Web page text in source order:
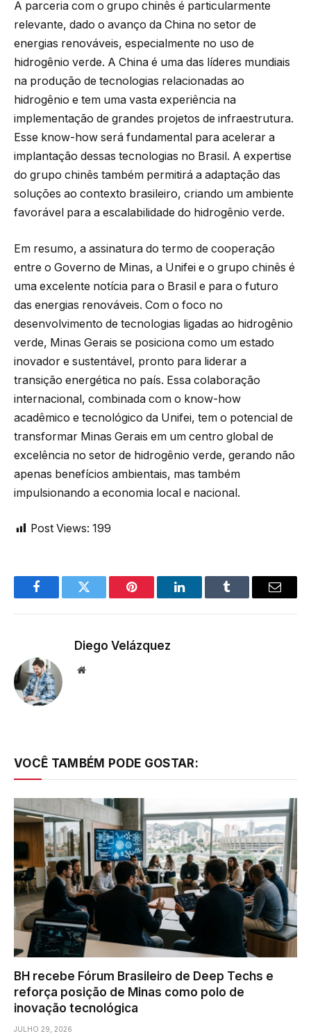
A parceria com o grupo chinês é particularmente
relevante, dado o avanço da China no setor de
energias renováveis, especialmente no uso de
hidrogênio verde. A China é uma das líderes mundiais
na produção de tecnologias relacionadas ao
hidrogênio e tem uma vasta experiência na
implementação de grandes projetos de infraestrutura.
Esse know-how será fundamental para acelerar a
implantação dessas tecnologias no Brasil. A expertise
do grupo chinês também permitirá a adaptação das
soluções ao contexto brasileiro, criando um ambiente
favorável para a escalabilidade do hidrogênio verde.
Em resumo, a assinatura do termo de cooperação
entre o Governo de Minas, a Unifei e o grupo chinês é
uma excelente notícia para o Brasil e para o futuro
das energias renováveis. Com o foco no
desenvolvimento de tecnologias ligadas ao hidrogênio
verde, Minas Gerais se posiciona como um estado
inovador e sustentável, pronto para liderar a
transição energética no país. Essa colaboração
internacional, combinada com o know-how
acadêmico e tecnológico da Unifei, tem o potencial de
transformar Minas Gerais em um centro global de
excelência no setor de hidrogênio verde, gerando não
apenas benefícios ambientais, mas também
impulsionando a economia local e nacional.
Post Views: 199
FacebookTwitter Pinterest LinkedInTumblr Email
Diego Velázquez
Website
VOCÊ TAMBÉM PODE GOSTAR:
BH recebe Fórum Brasileiro de Deep Techs e
reforça posição de Minas como polo de
inovação tecnológica
JULHO 29, 2026